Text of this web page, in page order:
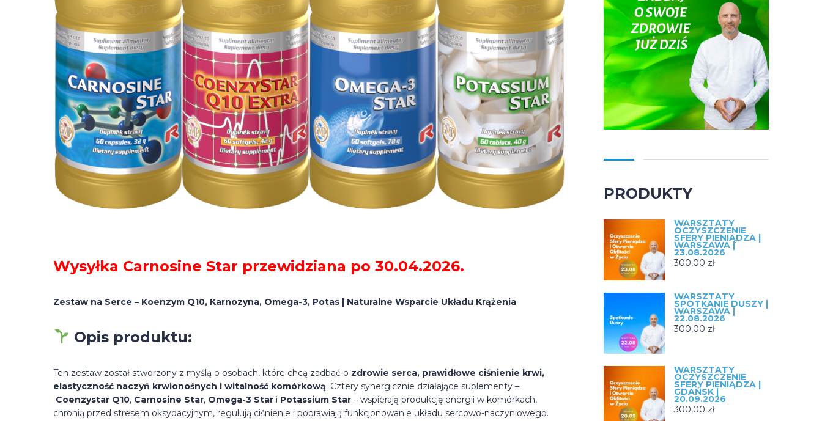
Wysyłka Carnosine Star przewidziana po 30.04.2026.
Zestaw na Serce – Koenzym Q10, Karnozyna, Omega-3, Potas | Naturalne Wsparcie Układu Krążenia
Opis produktu:
Ten zestaw został stworzony z myślą o osobach, które chcą zadbać o zdrowie serca, prawidłowe ciśnienie krwi,
elastyczność naczyń krwionośnych i witalność komórkową. Cztery synergicznie działające suplementy –
Coenzystar Q10, Carnosine Star, Omega-3 Star i Potassium Star – wspierają produkcję energii w komórkach,
chronią przed stresem oksydacyjnym, regulują ciśnienie i poprawiają funkcjonowanie układu sercowo-naczyniowego.
PRODUKTY
WARSZTATY
OCZYSZCZENIE
SFERY PIENIĄDZA |
WARSZAWA |
23.08.2026
300,00 zł
WARSZTATY
SPOTKANIE DUSZY |
WARSZAWA |
22.08.2026
300,00 zł
WARSZTATY
OCZYSZCZENIE
SFERY PIENIĄDZA |
GDAŃSK |
20.09.2026
300,00 zł